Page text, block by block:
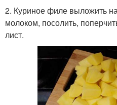
2. Куриное филе выложить
молоком, посолить,
лист.